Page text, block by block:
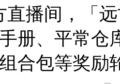
直播间，「
册、平常仓
合包等奖励